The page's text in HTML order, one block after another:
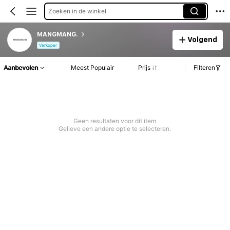
Zoeken in de winkel
MANGMANG.
Verkoper
Volgend
Aanbevolen Meest Populair Prijs Filteren
Geen resultaten voor dit item
Gelieve een andere optie te selecteren.